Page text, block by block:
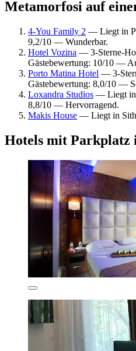
Metamorfosi auf
4-You Family 2 — Liegt in
9,2/10 — Wunderbar.
Hotel Vozina — 3-Sterne-
Gästebewertung: 10/10 —
Porto Matina Hotel — 3-
Gästebewertung: 8,0/10 —
Loxandra Studios — Liegt in
8,8/10 — Hervorragend.
Makis House — Liegt in
Hotels mit Parkplatz